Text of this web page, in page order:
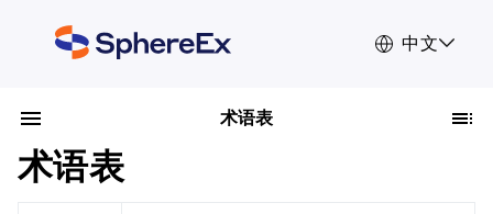
中文
术语表
术语表